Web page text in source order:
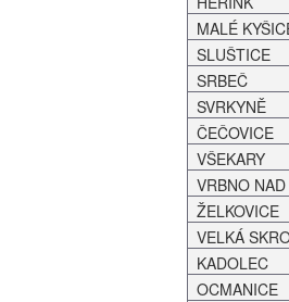
MALÉ
SLUŠTICE
SRBEČ
SVRKYNĚ
ČEČOVICE
VŠEKARY
VRBNO
ŽELKOVICE
VELKÁ
KADOLEC
OCMANICE